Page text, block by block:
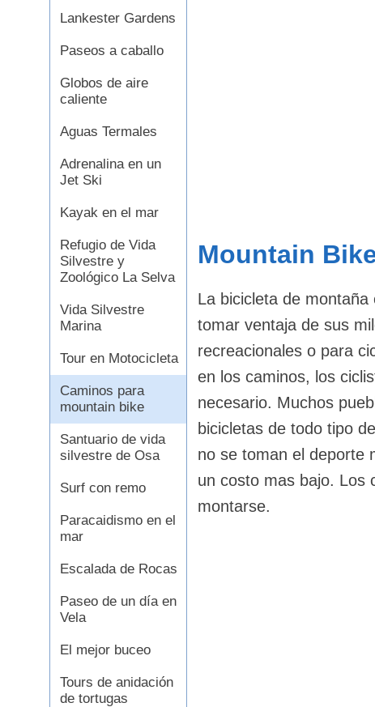
Lankester Gardens
Paseos a caballo
Globos de aire
caliente
Aguas Termales
Adrenalina en un
Jet Ski
Kayak en el mar
Refugio de Vida
Silvestre y
Zoológico La Selva
Vida Silvestre
Marina
Tour en Motocicleta
Caminos para
mountain bike
Santuario de vida
silvestre de Osa
Surf con remo
Paracaidismo en el
mar
Escalada de Rocas
Paseo de un día en
Vela
El mejor buceo
Tours de anidación
de tortugas
Mountain
La bicicleta de
tomar ventaja de sus
recreacionales o para
en los caminos, los
necesario. Muchos
bicicletas de todo tipo
no se toman el deporte
un costo mas bajo. Los
montarse.